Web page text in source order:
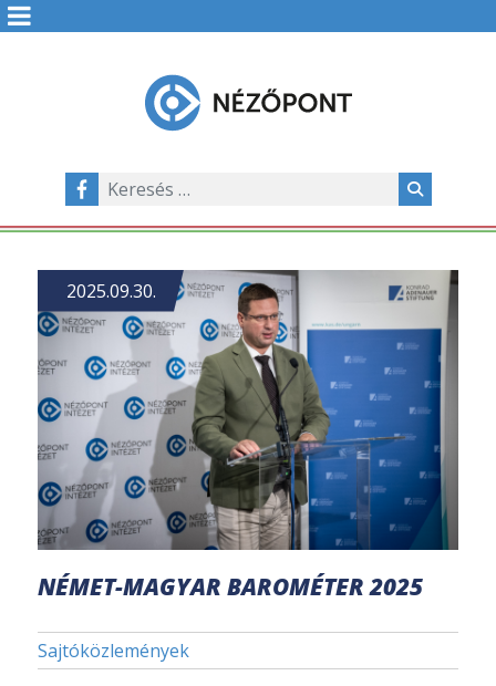
NÉMET-MAGYAR BAROMÉTER 2025
Sajtóközlemények
2025.09.30.